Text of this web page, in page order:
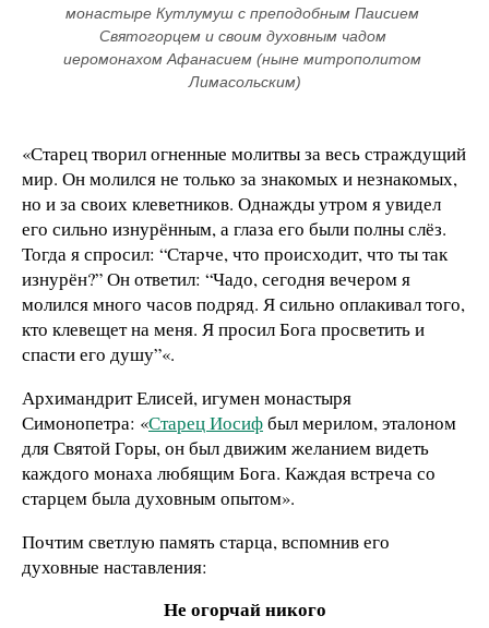
монастыре Кутлумуш с преподобным Паисием
Святогорцем и своим духовным чадом
иеромонахом Афанасием (ныне митрополитом
Лимасольским)
«Старец творил огненные молитвы за весь страждущий
мир. Он молился не только за знакомых и незнакомых,
но и за своих клеветников. Однажды утром я увидел
его сильно изнурённым, а глаза его были полны слёз.
Тогда я спросил: “Старче, что происходит, что ты так
изнурён?” Он ответил: “Чадо, сегодня вечером я
молился много часов подряд. Я сильно оплакивал того,
кто клевещет на меня. Я просил Бога просветить и
спасти его душу”«.
Архимандрит Елисей, игумен монастыря
Симонопетра: «Старец Иосифбыл мерилом, эталоном
для Святой Горы, он был движим желанием видеть
каждого монаха любящим Бога. Каждая встреча со
старцем была духовным опытом».
Почтим светлую память старца, вспомнив его
духовные наставления:
Не огорчай никого